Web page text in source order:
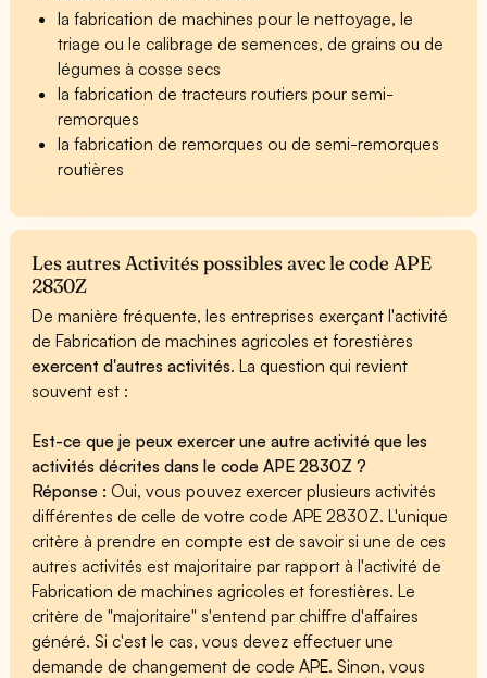
la fabrication de machines pour le nettoyage, le
triage ou le calibrage de semences, de grains ou de
légumes à cosse secs
la fabrication de tracteurs routiers pour semi-
remorques
la fabrication de remorques ou de semi-remorques
routières
Les autres Activités possibles avec le code APE
2830Z
De manière fréquente, les entreprises exerçant l'activité
de Fabrication de machines agricoles et forestières
exercent d'autres activités. La question qui revient
souvent est :
Est-ce que je peux exercer une autre activité que les
activités décrites dans le code APE 2830Z ?
Réponse :Oui, vous pouvez exercer plusieurs activités
différentes de celle de votre code APE 2830Z. L'unique
critère à prendre en compte est de savoir si une de ces
autres activités est majoritaire par rapport à l'activité de
Fabrication de machines agricoles et forestières. Le
critère de "majoritaire" s'entend par chiffre d'affaires
généré. Si c'est le cas, vous devez effectuer une
demande de changement de code APE. Sinon, vous